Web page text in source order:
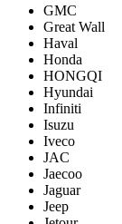
GMC
Great Wall
Haval
Honda
HONGQI
Hyundai
Infiniti
Isuzu
Iveco
JAC
Jaecoo
Jaguar
Jeep